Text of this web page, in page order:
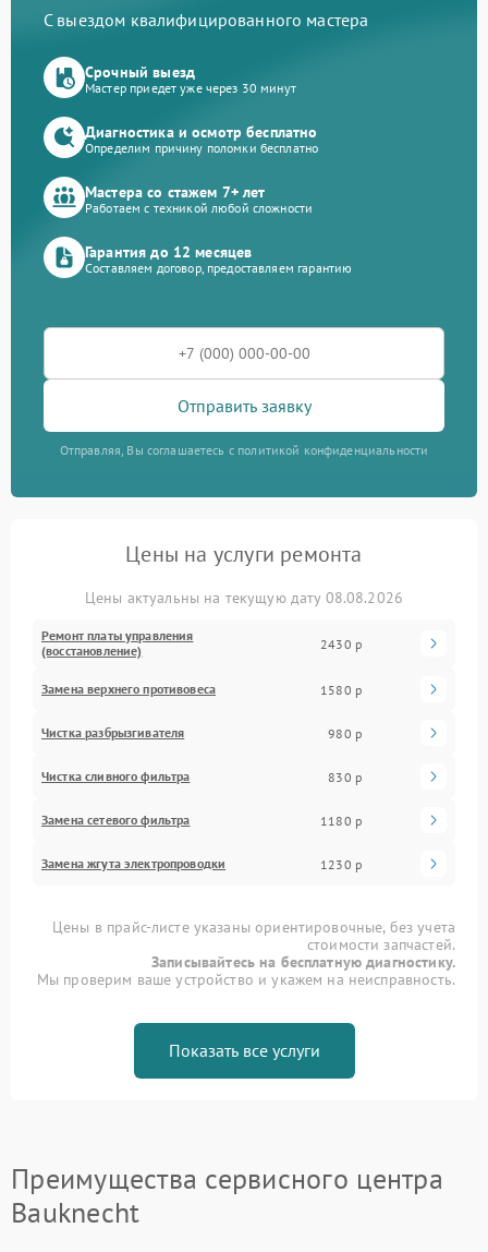
С выездом квалифицированного мастера
Срочный выезд
Мастер приедет уже через 30 минут
Диагностика и осмотр бесплатно
Определим причину поломки бесплатно
Мастера со стажем 7+ лет
Работаем с техникой любой сложности
Гарантия до 12 месяцев
Составляем договор, предоставляем гарантию
Отправить заявку
Отправляя, Вы соглашаетесь с политикой конфиденциальности
Цены на услуги ремонта
Цены актуальны на текущую дату 08.08.2026
Ремонт платы управления
(восстановление)
2430 р
Замена верхнего противовеса 1580 р
Чистка разбрызгивателя 980 р
Чистка сливного фильтра 830 р
Замена сетевого фильтра 1180 р
Замена жгута электропроводки 1230 р
Цены в прайс-листе указаны ориентировочные, без учета
стоимости запчастей.
Записывайтесь на бесплатную диагностику.
Мы проверим ваше устройство и укажем на неисправность.
Показать все услуги
Преимущества сервисного центра
Bauknecht